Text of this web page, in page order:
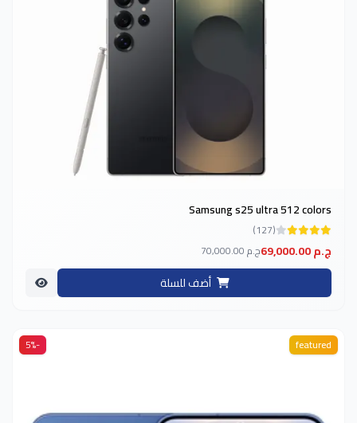
Samsung s25 ultra 512 colors
(127)
69,000.00 ج.م 70,000.00 ج.م
أضف للسلة
-5% featured